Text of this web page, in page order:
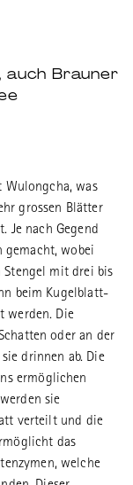
auch Brauner
Wulongcha, was
grossen Blätter
Je nach Gegend
gemacht, wobei
Stengel mit drei bis
beim Kugelblatt-
werden. Die
oder an der
drinnen ab. Die
ermöglichen
sie
verteilt und die
das
welche